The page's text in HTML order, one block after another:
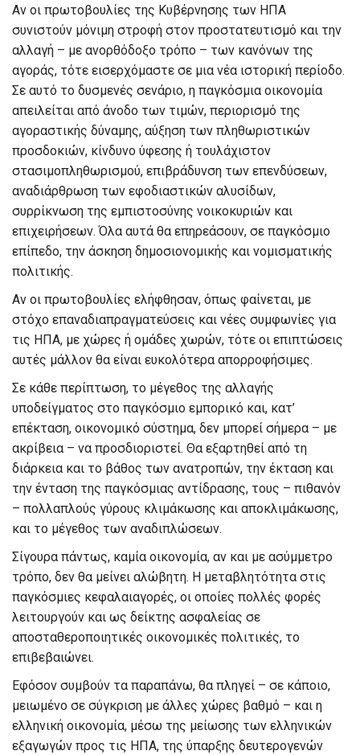
Αν οι πρωτοβουλίες της Κυβέρνησης των ΗΠΑ
συνιστούν μόνιμη στροφή στον προστατευτισμό και την
αλλαγή – με ανορθόδοξο τρόπο – των κανόνων της
αγοράς, τότε εισερχόμαστε σε μια νέα ιστορική περίοδο.
Σε αυτό το δυσμενές σενάριο, η παγκόσμια οικονομία
απειλείται από άνοδο των τιμών, περιορισμό της
αγοραστικής δύναμης, αύξηση των πληθωριστικών
προσδοκιών, κίνδυνο ύφεσης ή τουλάχιστον
στασιμοπληθωρισμού, επιβράδυνση των επενδύσεων,
αναδιάρθρωση των εφοδιαστικών αλυσίδων,
συρρίκνωση της εμπιστοσύνης νοικοκυριών και
επιχειρήσεων. Όλα αυτά θα επηρεάσουν, σε παγκόσμιο
επίπεδο, την άσκηση δημοσιονομικής και νομισματικής
πολιτικής.
Αν οι πρωτοβουλίες ελήφθησαν, όπως φαίνεται, με
στόχο επαναδιαπραγματεύσεις και νέες συμφωνίες για
τις ΗΠΑ, με χώρες ή ομάδες χωρών, τότε οι επιπτώσεις
αυτές μάλλον θα είναι ευκολότερα απορροφήσιμες.
Σε κάθε περίπτωση, το μέγεθος της αλλαγής
υποδείγματος στο παγκόσμιο εμπορικό και, κατ’
επέκταση, οικονομικό σύστημα, δεν μπορεί σήμερα – με
ακρίβεια – να προσδιοριστεί. Θα εξαρτηθεί από τη
διάρκεια και το βάθος των ανατροπών, την έκταση και
την ένταση της παγκόσμιας αντίδρασης, τους – πιθανόν
– πολλαπλούς γύρους κλιμάκωσης και αποκλιμάκωσης,
και το μέγεθος των αναδιπλώσεων.
Σίγουρα πάντως, καμία οικονομία, αν και με ασύμμετρο
τρόπο, δεν θα μείνει αλώβητη. Η μεταβλητότητα στις
παγκόσμιες κεφαλαιαγορές, οι οποίες πολλές φορές
λειτουργούν και ως δείκτης ασφαλείας σε
αποσταθεροποιητικές οικονομικές πολιτικές, το
επιβεβαιώνει.
Εφόσον συμβούν τα παραπάνω, θα πληγεί – σε κάποιο,
μειωμένο σε σύγκριση με άλλες χώρες βαθμό – και η
ελληνική οικονομία, μέσω της μείωσης των ελληνικών
εξαγωγών προς τις ΗΠΑ, της ύπαρξης δευτερογενών